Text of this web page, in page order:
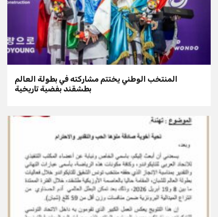
المنتخب الوطني يختتم مشاركته في بطولة العالم
بطشقند بفضية تاريخية